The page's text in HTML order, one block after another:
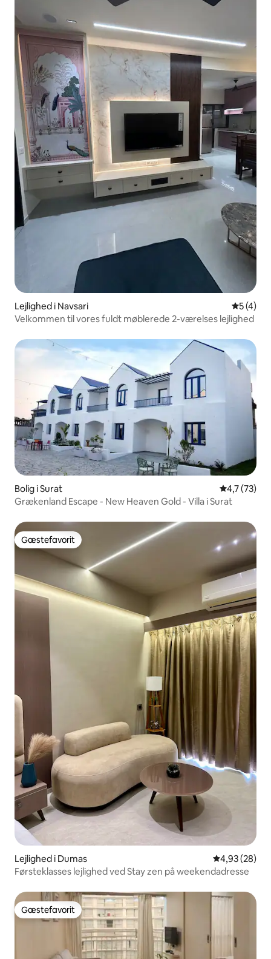
Lejlighed i Navsari 5 ud af 5
5 (4)
Velkommen til vores fuldt møblerede 2-værelses lejlighed
Bolig i Surat 4,7 ud af 5
4,7 (73)
Grækenland Escape - New Heaven Gold - Villa i Surat
Gæstefavorit
Gæstefavorit
Lejlighed i Dumas 4,93 ud af 5 i
4,93 (28)
Førsteklasses lejlighed ved Stay zen på weekendadresse
Gæstefavorit
Gæstefavorit